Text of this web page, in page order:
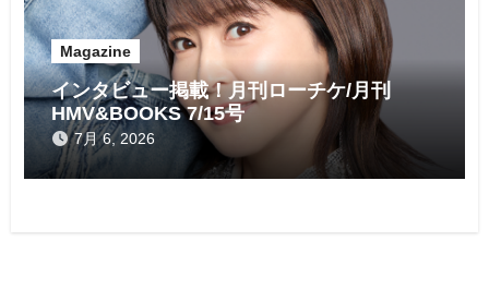
Magazine
インタビュー掲載！月刊ローチケ/月刊
HMV&BOOKS 7/15号
7月 6, 2026